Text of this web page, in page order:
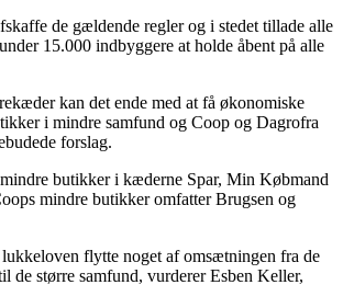
de gældende regler og i stedet tillade alle
15.000 indbyggere at holde åbent på alle
kan det ende med at få økonomiske
i mindre samfund og Coop og Dagrofra
forslag.
butikker i kæderne Spar, Min Købmand
mindre butikker omfatter Brugsen og
flytte noget af omsætningen fra de
de større samfund, vurderer Esben Keller,